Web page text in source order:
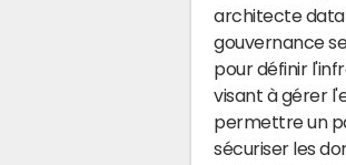
architecte data
gouvernance
pour définir
visant à gérer
permettre un
sécuriser les